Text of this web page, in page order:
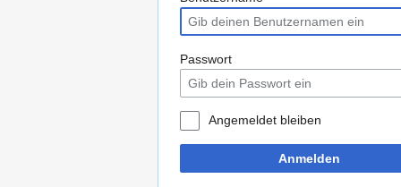
Passwort
Angemeldet bleiben
Anmelden